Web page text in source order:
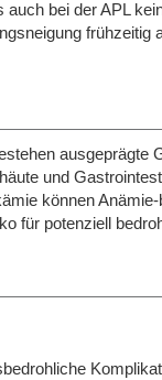
auch bei der APL
und
können
für potenziell